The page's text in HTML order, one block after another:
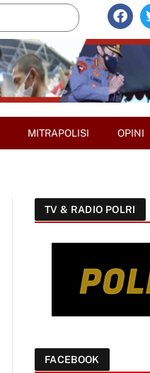
MITRAPOLISI OPINI
TV & RADIO POLRI
FACEBOOK